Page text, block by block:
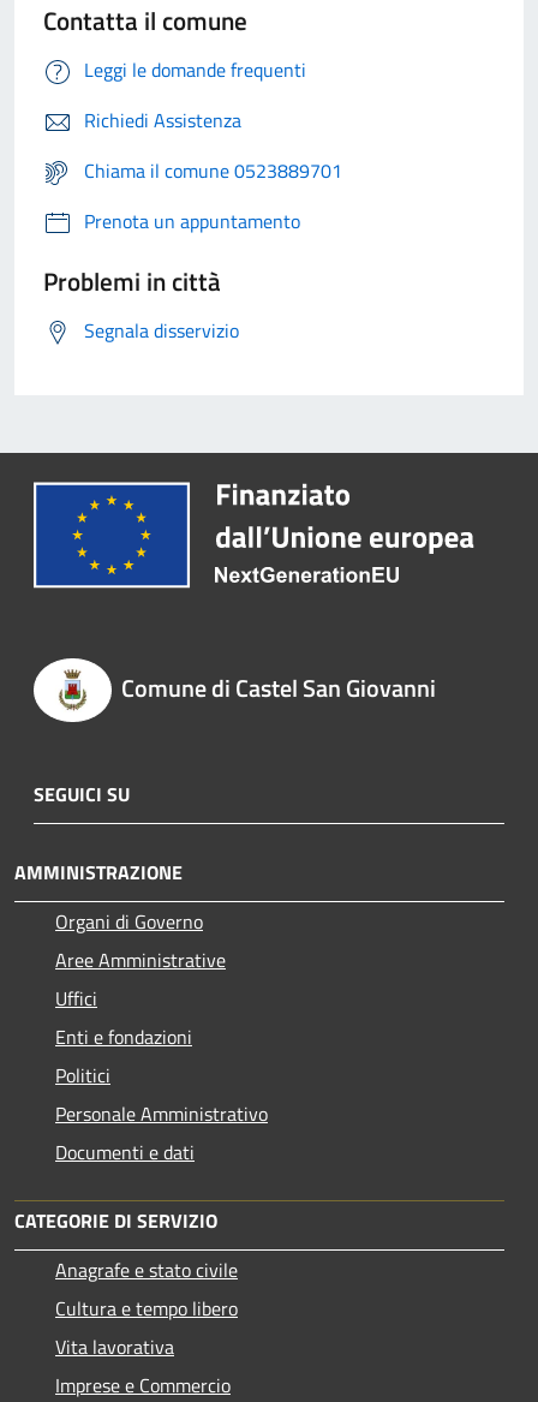
Contatta il comune
Leggi le domande frequenti
Richiedi Assistenza
Chiama il comune 0523889701
Prenota un appuntamento
Problemi in città
Segnala disservizio
Comune di Castel San Giovanni
SEGUICI SU
AMMINISTRAZIONE
Organi di Governo
Aree Amministrative
Uffici
Enti e fondazioni
Politici
Personale Amministrativo
Documenti e dati
CATEGORIE DI SERVIZIO
Anagrafe e stato civile
Cultura e tempo libero
Vita lavorativa
Imprese e Commercio